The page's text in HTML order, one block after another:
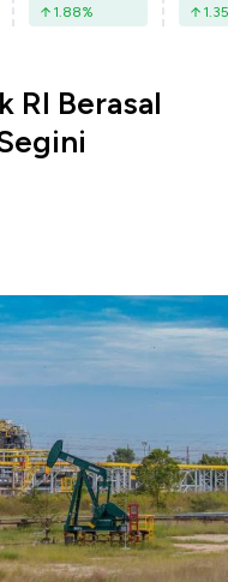
1.88% 1.35
RI Berasal